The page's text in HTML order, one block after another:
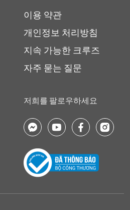
이용 약관
개인정보 처리방침
지속 가능한 크루즈
자주 묻는 질문
저희를 팔로우하세요